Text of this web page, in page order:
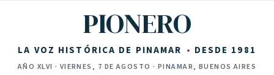
PIONERO
LA VOZ HISTÓRICA DE PINAMAR DESDE 1981
AÑO XLVI · VIERNES, 7 DE AGOSTO · PINAMAR, BUENOS AIRES